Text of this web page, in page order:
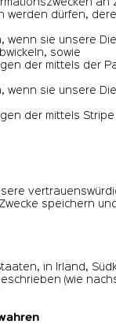
dürfen,
wenn sie unsere
sowie
der mittels der
wenn sie unsere
der mittels
speichern
in Irland,
(wie